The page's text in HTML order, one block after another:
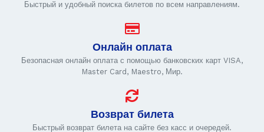
Быстрый и удобный поиска билетов по всем направлениям.
Онлайн оплата
Безопасная онлайн оплата с помощью банковских карт VISA,
Master Card, Maestro, Мир.
Возврат билета
Быстрый возврат билета на сайте без касс и очередей.